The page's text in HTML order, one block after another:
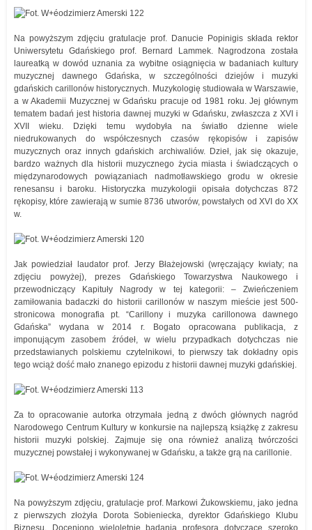
Na powyższym zdjęciu gratulacje prof. Danucie Popinigis składa rektor
Uniwersytetu Gdańskiego prof. Bernard Lammek. Nagrodzona została
laureatką w dowód uznania za wybitne osiągnięcia w badaniach kultury
muzycznej dawnego Gdańska, w szczególności dziejów i muzyki
gdańskich carillonów historycznych. Muzykologię studiowała w Warszawie,
a w Akademii Muzycznej w Gdańsku pracuje od 1981 roku. Jej głównym
tematem badań jest historia dawnej muzyki w Gdańsku, zwłaszcza z XVI i
XVII wieku. Dzięki temu wydobyła na światło dzienne wiele
niedrukowanych do współczesnych czasów rękopisów i zapisów
muzycznych oraz innych gdańskich archiwaliów. Dzieł, jak się okazuje,
bardzo ważnych dla historii muzycznego życia miasta i świadczących o
międzynarodowych powiązaniach nadmotławskiego grodu w okresie
renesansu i baroku. Historyczka muzykologii opisała dotychczas 872
rękopisy, które zawierają w sumie 8736 utworów, powstałych od XVI do XX
w.
Jak powiedział laudator prof. Jerzy Błażejowski (wręczający kwiaty; na
zdjęciu powyżej), prezes Gdańskiego Towarzystwa Naukowego i
przewodniczący Kapituły Nagrody w tej kategorii: – Zwieńczeniem
zamiłowania badaczki do historii carillonów w naszym mieście jest 500-
stronicowa monografia pt. “Carillony i muzyka carillonowa dawnego
Gdańska” wydana w 2014 r. Bogato opracowana publikacja, z
imponującym zasobem źródeł, w wielu przypadkach dotychczas nie
przedstawianych polskiemu czytelnikowi, to pierwszy tak dokładny opis
tego wciąż dość mało znanego epizodu z historii dawnej muzyki gdańskiej.
Za to opracowanie autorka otrzymała jedną z dwóch głównych nagród
Narodowego Centrum Kultury w konkursie na najlepszą książkę z zakresu
historii muzyki polskiej. Zajmuje się ona również analizą twórczości
muzycznej powstałej i wykonywanej w Gdańsku, a także grą na carillonie.
Na powyższym zdjęciu, gratulacje prof. Markowi Żukowskiemu, jako jedna
z pierwszych złożyła Dorota Sobieniecka, dyrektor Gdańskiego Klubu
Biznesu. Doceniono wieloletnie badania profesora dotyczące szeroko